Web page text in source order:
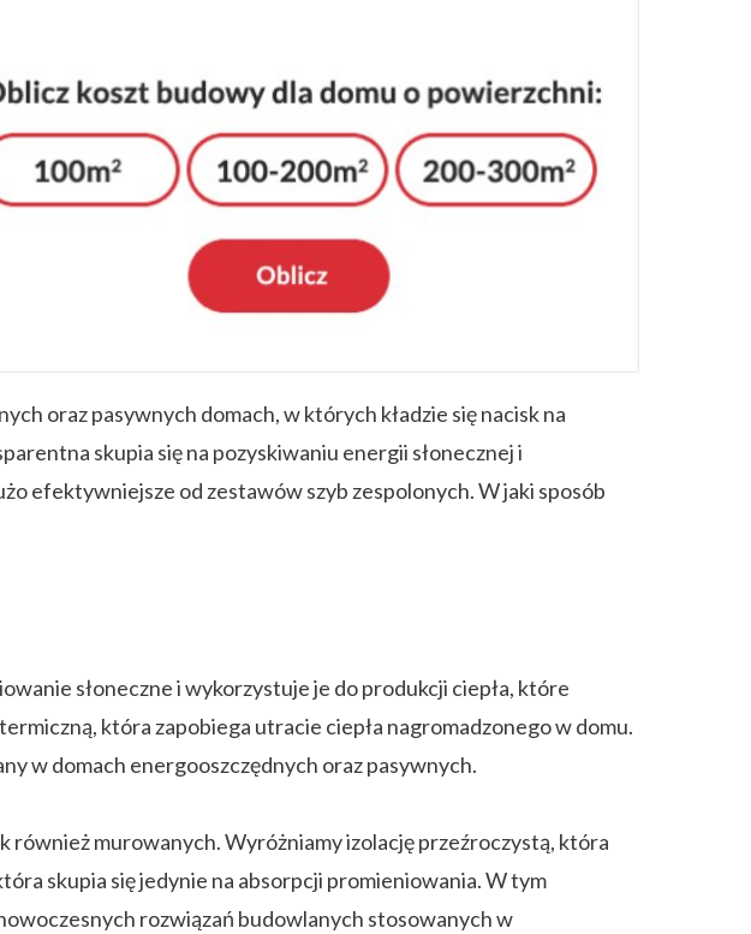
oraz pasywnych domach, w których kładzie się nacisk na
skupia się na pozyskiwaniu energii słonecznej i
efektywniejsze od zestawów szyb zespolonych. W jaki sposób
słoneczne i wykorzystuje je do produkcji ciepła, które
która zapobiega utracie ciepła nagromadzonego w domu.
w domach energooszczędnych oraz pasywnych.
również murowanych. Wyróżniamy izolację przeźroczystą, która
skupia się jedynie na absorpcji promieniowania. W tym
rozwiązań budowlanych stosowanych w